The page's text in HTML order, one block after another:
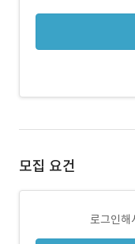
모집 요건
로그인해